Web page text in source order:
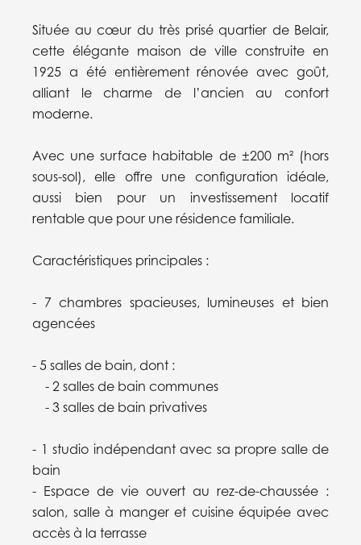
Située au cœur du très prisé quartier de Belair,
cette élégante maison de ville construite en
1925 a été entièrement rénovée avec goût,
alliant le charme de l’ancien au confort
moderne.
Avec une surface habitable de ±200 m² (hors
sous-sol), elle offre une configuration idéale,
aussi bien pour un investissement locatif
rentable que pour une résidence familiale.
Caractéristiques principales :
- 7 chambres spacieuses, lumineuses et bien
agencées
- 5 salles de bain, dont :
- 2 salles de bain communes
- 3 salles de bain privatives
- 1 studio indépendant avec sa propre salle de
bain
- Espace de vie ouvert au rez-de-chaussée :
salon, salle à manger et cuisine équipée avec
accès à la terrasse